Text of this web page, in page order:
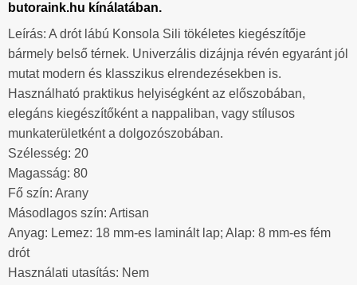
butoraink.hu kínálatában.
Leírás: A drót lábú Konsola Sili tökéletes kiegészítője
bármely belső térnek. Univerzális dizájnja révén egyaránt jól
mutat modern és klasszikus elrendezésekben is.
Használható praktikus helyiségként az előszobában,
elegáns kiegészítőként a nappaliban, vagy stílusos
munkaterületként a dolgozószobában.
Szélesség: 20
Magasság: 80
Fő szín: Arany
Másodlagos szín: Artisan
Anyag: Lemez: 18 mm-es laminált lap; Alap: 8 mm-es fém
drót
Használati utasítás: Nem